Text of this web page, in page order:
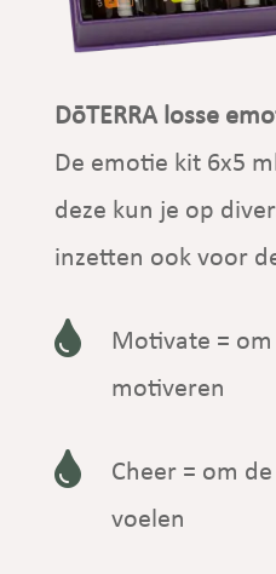
DōTERRA losse
De emotie kit 6x5
deze kun je op
inzetten ook voor

Motivate =
motiveren

Cheer = om
voelen